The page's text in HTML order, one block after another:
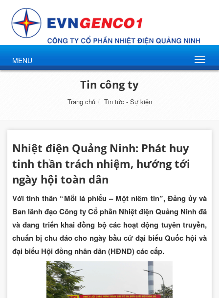
MENU
Tin công ty
Trang chủ Tin tức - Sự kiện
Nhiệt điện Quảng Ninh: Phát huy
tinh thần trách nhiệm, hướng tới
ngày hội toàn dân
Với tinh thần “Mỗi lá phiếu – Một niềm tin”, Đảng ủy và
Ban lãnh đạo Công ty Cổ phần Nhiệt điện Quảng Ninh đã
và đang triển khai đồng bộ các hoạt động tuyên truyền,
chuẩn bị chu đáo cho ngày bầu cử đại biểu Quốc hội và
đại biểu Hội đồng nhân dân (HĐND) các cấp.